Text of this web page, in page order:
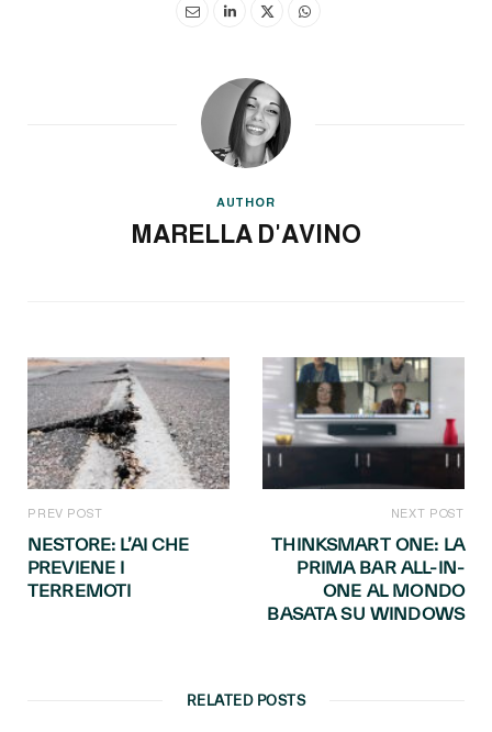
AUTHOR
MARELLA D'AVINO
PREV POST
NESTORE: L’AI CHE
PREVIENE I
TERREMOTI
NEXT POST
THINKSMART ONE: LA
PRIMA BAR ALL-IN-
ONE AL MONDO
BASATA SU WINDOWS
RELATED POSTS